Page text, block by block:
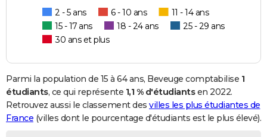
2 - 5 ans 6 - 10 ans
11 - 14 ans
15 - 17 ans
18 - 24 ans
25 - 29 ans
30 ans et plus
Parmi la population de 15 à 64 ans, Beveuge comptabilise 1
étudiants, ce qui représente 1,1 % d'étudiantsen 2022.
Retrouvez aussi le classement des villes les plus étudiantes de
France (villes dont le pourcentage d'étudiants est le plus élevé).